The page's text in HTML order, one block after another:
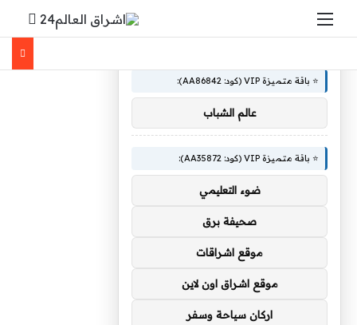
القائمة
🚀 توصيات : ×
⭐ باقة متميزة VIP (كود: AA86842):
عالم الشباب
⭐ باقة متميزة VIP (كود: AA35872):
ضوء التعليمي
صحيفة برق
موقع اشراقات
موقع اشراق اون لاين
اركان سياحة وسفر